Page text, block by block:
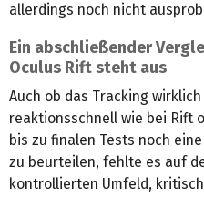
allerdings noch nicht
Ein abschließender
Oculus Rift steht aus
Auch ob das Tracking
reaktionsschnell wie bei Rift
bis zu finalen Tests noch
zu beurteilen, fehlte es auf
kontrollierten Umfeld,